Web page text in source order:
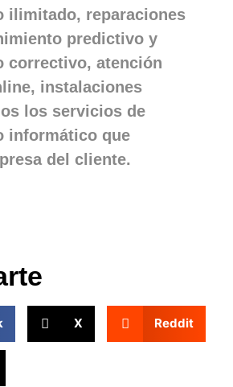
ilimitado, reparaciones
predictivo y
correctivo, atención
instalaciones
los servicios de
informático que
del cliente.
X Reddit